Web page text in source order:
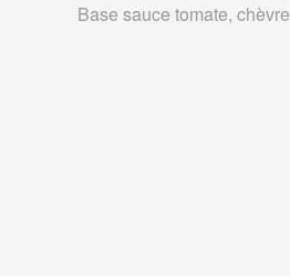
Base sauce tomate, chèvre